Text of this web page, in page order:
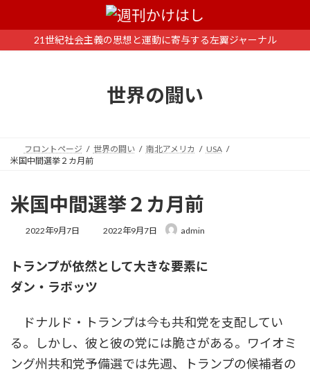
ン
ー
21世紀社会主義の思想と運動に寄与する左翼ジャーナル
世界の闘い
フロントページ 世界の闘い 南北アメリカ
USA
米国中間選挙２カ月前
米国中間選挙２カ月前
2022年9月7日
最
新
2022年9月7日 admin
トランプが依然として大きな要素に
ダン・ラボッツ
ドナルド・トランプは今も共和党を支配してい
る。しかし、彼と彼の党には脆さがある。ワイオミ
ング州共和党予備選では先週、トランプの候補者の